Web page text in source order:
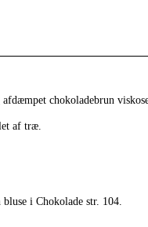
chokoladebrun
af træ.
i Chokolade str. 104.